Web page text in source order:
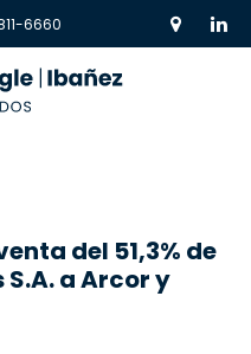
6660
del 51,3% de
a Arcor y